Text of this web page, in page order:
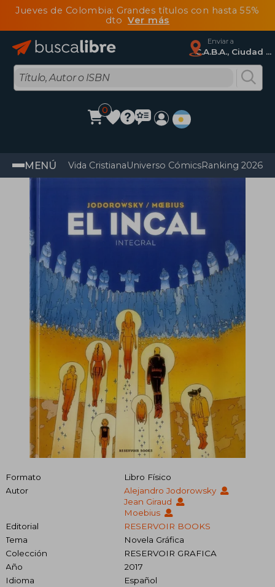
Jueves de Colombia: Grandes títulos con hasta 55%
dtoVer más
Enviar a
C.A.B.A., Ciudad Autónoma De Buenos Aires
0
MENÚ Vida CristianaUniverso CómicsRanking 2026
Formato
Libro Físico
Autor
Alejandro Jodorowsky
Jean Giraud
Moebius
Editorial
RESERVOIR BOOKS
Tema
Novela Gráfica
Colección
RESERVOIR GRAFICA
Año
2017
Idioma
Español